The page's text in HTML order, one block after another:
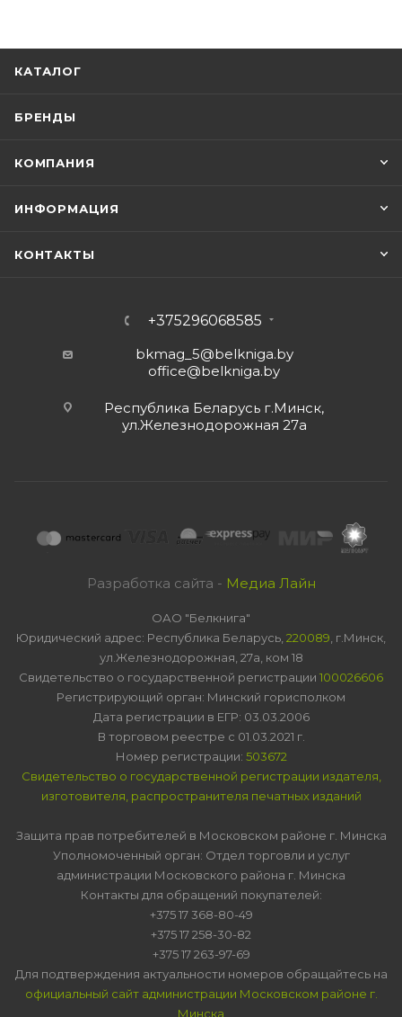
КАТАЛОГ
БРЕНДЫ
КОМПАНИЯ
ИНФОРМАЦИЯ
КОНТАКТЫ
+375296068585
bkmag_5@belkniga.by
office@belkniga.by
Республика Беларусь г.Минск,
ул.Железнодорожная 27а
Разработка сайта - Медиа Лайн
ОАО "Белкнига"
Юридический адрес: Республика Беларусь, 220089 , г.Минск,
ул.Железнодорожная, 27а, ком 18
Свидетельство о государственной регистрации 100026606
Регистрирующий орган: Минский горисполком
Дата регистрации в ЕГР: 03.03.2006
В торговом реестре с 01.03.2021 г.
Номер регистрации: 503672
Свидетельство о государственной регистрации издателя,
изготовителя, распространителя печатных изданий
Защита прав потребителей в Московском районе г. Минска
Уполномоченный орган: Отдел торговли и услуг
администрации Московского района г. Минска
Контакты для обращений покупателей:
+375 17 368-80-49
+375 17 258-30-82
+375 17 263-97-69
Для подтверждения актуальности номеров обращайтесь на
официальный сайт администрации Московском районе г.
Минска